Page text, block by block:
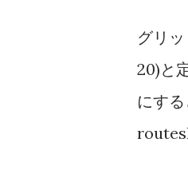
グリ
20)と
にす